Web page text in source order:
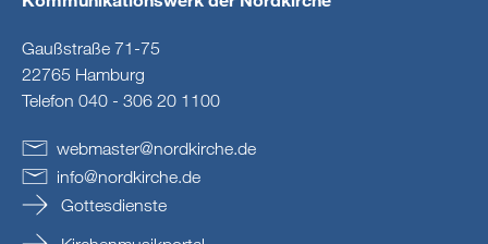
Gaußstraße 71-75
22765 Hamburg
Telefon 040 - 306 20 1100
webmaster@nordkirche.de
info@nordkirche.de
Gottesdienste